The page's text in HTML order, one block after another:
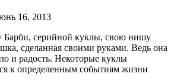
16, 2013
Барби, серийной куклы, свою нишу
сделанная своими руками. Ведь она
и радость. Некоторые куклы
к определенным событиям жизни